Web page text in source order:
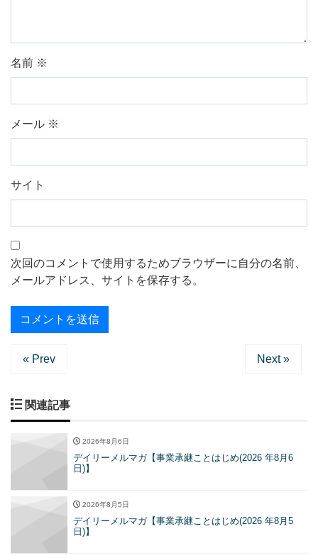
名前 ※
メール ※
サイト
次回のコメントで使用するためブラウザーに自分の名前、
メールアドレス、サイトを保存する。
« Prev Next »
関連記事
2026年8月6日
デイリーメルマガ【事業承継ことはじめ(2026 年8月6
日)】
2026年8月5日
デイリーメルマガ【事業承継ことはじめ(2026 年8月5
日)】